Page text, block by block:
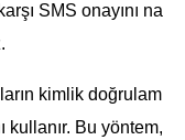
SMS onayını na
kimlik doğrulam
kullanır. Bu yöntem,